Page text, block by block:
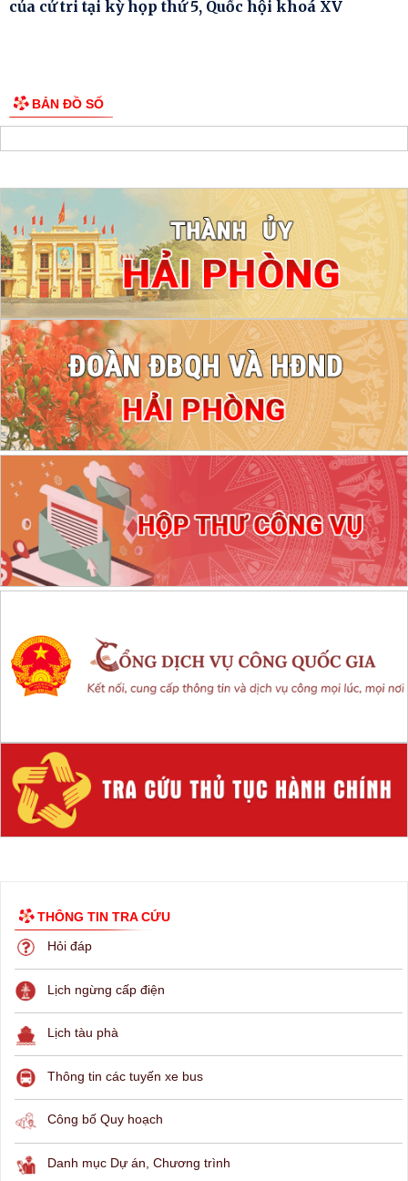
của cử tri tại kỳ họp thứ 5, Quốc hội khoá XV
BẢN ĐỒ SỐ
THÔNG TIN TRA CỨU
Hỏi đáp
Lịch ngừng cấp điện
Lịch tàu phà
Thông tin các tuyến xe bus
Công bố Quy hoạch
Danh mục Dự án, Chương trình